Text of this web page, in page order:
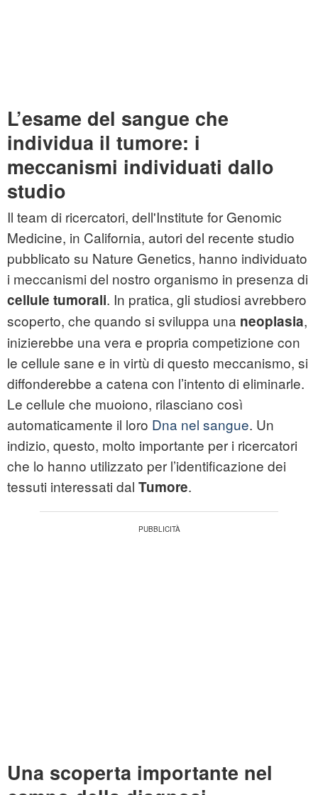
L’esame del sangue che
individua il tumore: i
meccanismi individuati dallo
studio
Il team di ricercatori, dell'Institute for Genomic
Medicine, in California, autori del recente studio
pubblicato su Nature Genetics, hanno individuato
i meccanismi del nostro organismo in presenza di
cellule tumorali. In pratica, gli studiosi avrebbero
scoperto, che quando si sviluppa una neoplasia,
inizierebbe una vera e propria competizione con
le cellule sane e in virtù di questo meccanismo, si
diffonderebbe a catena con l’intento di eliminarle.
Le cellule che muoiono, rilasciano così
automaticamente il loro Dna nel sangue. Un
indizio, questo, molto importante per i ricercatori
che lo hanno utilizzato per l’identificazione dei
tessuti interessati dal Tumore.
Una scoperta importante nel